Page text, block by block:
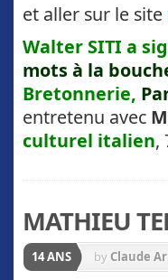
et aller sur le site
Walter SITI a
mots à la
Bretonnerie,
entretenu avec
culturel italien,
MATHIEU
14 ANS by Claude